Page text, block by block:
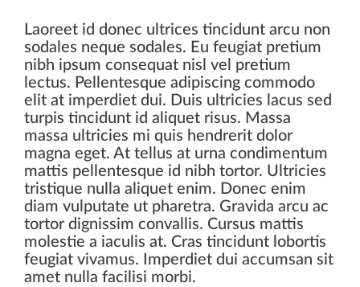
Laoreet id donec ultrices tincidunt arcu non
sodales neque sodales. Eu feugiat pretium
nibh ipsum consequat nisl vel pretium
lectus. Pellentesque adipiscing commodo
elit at imperdiet dui. Duis ultricies lacus sed
turpis tincidunt id aliquet risus. Massa
massa ultricies mi quis hendrerit dolor
magna eget. At tellus at urna condimentum
mattis pellentesque id nibh tortor. Ultricies
tristique nulla aliquet enim. Donec enim
diam vulputate ut pharetra. Gravida arcu ac
tortor dignissim convallis. Cursus mattis
molestie a iaculis at. Cras tincidunt lobortis
feugiat vivamus. Imperdiet dui accumsan sit
amet nulla facilisi morbi.